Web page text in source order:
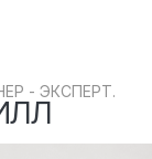
- ЭКСПЕРТ.